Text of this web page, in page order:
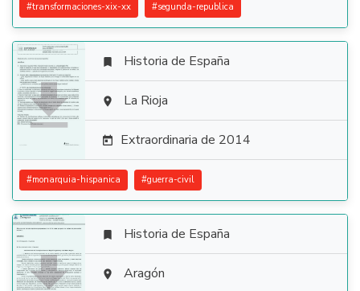
#transformaciones-xix-xx #segunda-republica

 Historia de España
 La Rioja
 Extraordinaria de 2014
#monarquia-hispanica #guerra-civil
 Historia de España
 Aragón